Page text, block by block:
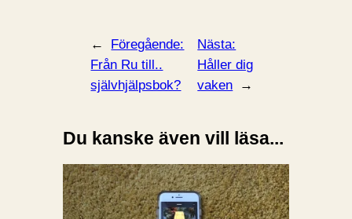
←
Föregående:
Från Ru till..
självhjälpsbok?
Nästa:
Håller dig
vaken
→
Du kanske även vill läsa...